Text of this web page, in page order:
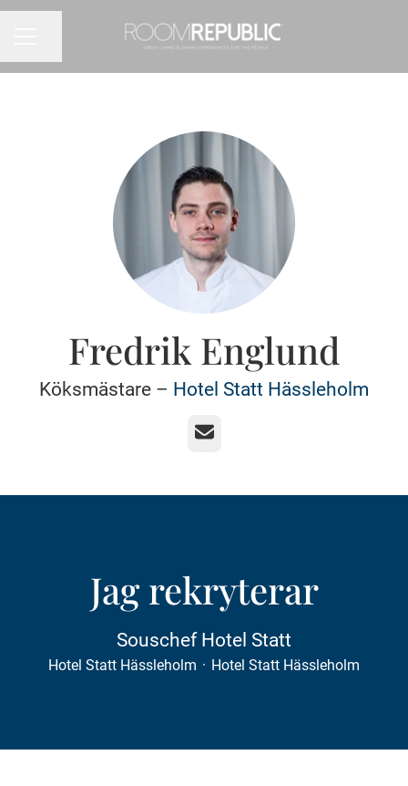
Fredrik Englund
Köksmästare – Hotel Statt Hässleholm
E-post
Jag rekryterar
Souschef Hotel Statt
Hotel Statt Hässleholm · Hotel Statt Hässleholm